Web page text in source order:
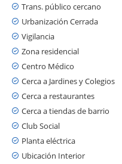
Trans. público cercano
Urbanización Cerrada
Vigilancia
Zona residencial
Centro Médico
Cerca a Jardines y Colegios
Cerca a restaurantes
Cerca a tiendas de barrio
Club Social
Planta eléctrica
Ubicación Interior